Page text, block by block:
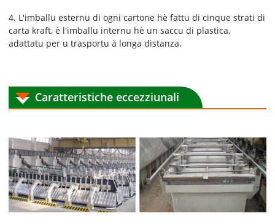
4. L'imballu esternu di ogni cartone hè fattu di cinque strati di
carta kraft, è l'imballu internu hè un saccu di plastica,
adattatu per u trasportu à longa distanza.
Caratteristiche eccezziunali